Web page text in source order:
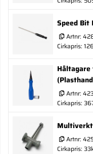
Speed Bit
Artnr:
Cirkapris:
Artnr:
Cirkapris:
Artnr:
Cirkapris: